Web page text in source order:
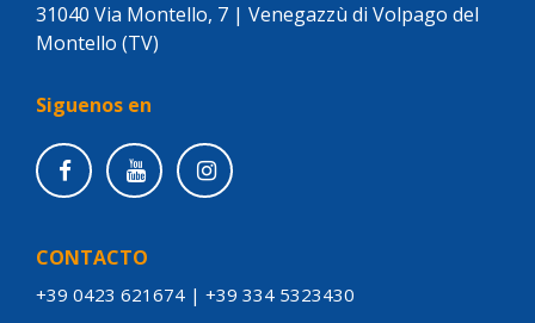
31040 Via Montello, 7 | Venegazzù di Volpago del
Montello (TV)
Siguenos en
CONTACTO
+39 0423 621674 | +39 334 5323430